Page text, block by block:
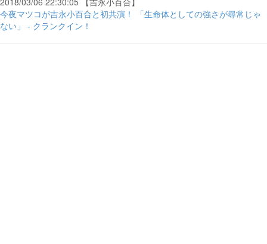
今夜マツコが吉永小百合と初共演！ 「生命体としての強さが尋常じゃ
ない」 - クランクイン！